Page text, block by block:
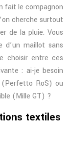
fait le compagnon
cherche surtout
de la pluie. Vous
maillot sans
choisir entre ces
: ai-je besoin
(Perfetto RoS) ou
(Mille GT) ?
textiles